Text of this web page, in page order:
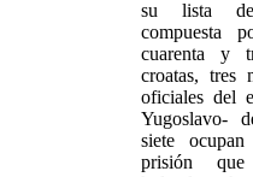
su lista de
compuesta
cuarenta y
croatas, tres
oficiales del
Yugoslavo-
siete
prisión que